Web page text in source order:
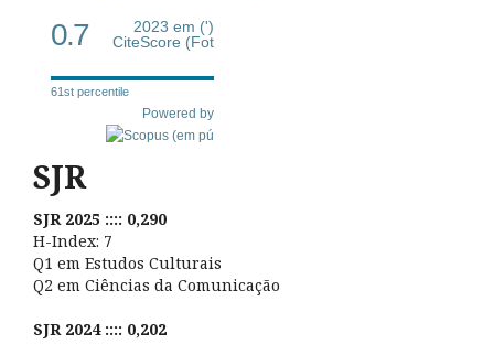
0.7
2023 em (')
CiteScore (Fot
61st percentile
Powered by
SJR
SJR 2025 :::: 0,290
H-Index: 7
Q1 em Estudos Culturais
Q2 em Ciências da Comunicação
SJR 2024 :::: 0,202